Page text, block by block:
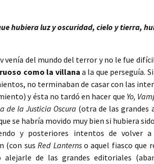
hubiera luz y oscuridad, cielo y tierra,
venía del mundo del terror y no le fue
como la villanaa la que perseguía.
no terminaban de casar con las
y ésta no tardó en hacer que Yo,
de la Justicia Oscura (otra de las grandes
se habría movido muy bien si hubiera
y posteriores intentos de volver
(con susRed Lanternso aquel fiasco que
alejarle de las grandes editoriales